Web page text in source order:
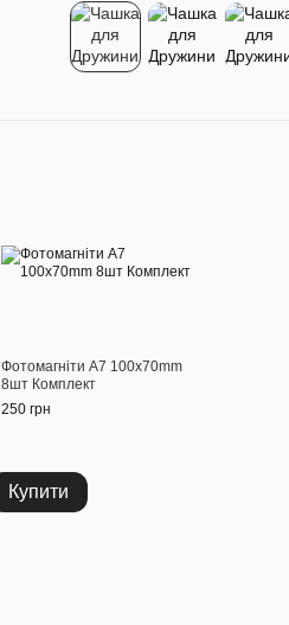
Фотомагніти A7 100x70mm
8шт Комплект
250 грн
Купити